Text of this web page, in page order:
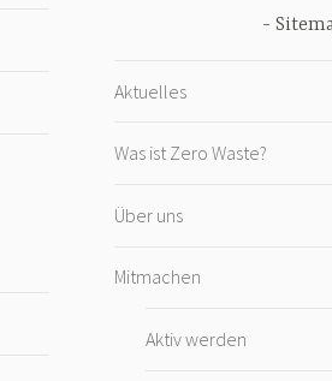
Aktuelles
Was ist Zero Waste?
Über uns
Mitmachen
Aktiv werden